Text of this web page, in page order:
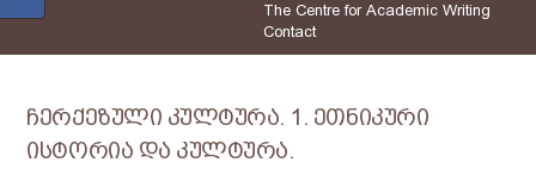
The Centre for Academic Writing
Contact
ჩერქეზული კულტურა. 1. ეთნიკური
ისტორია და კულტურა.